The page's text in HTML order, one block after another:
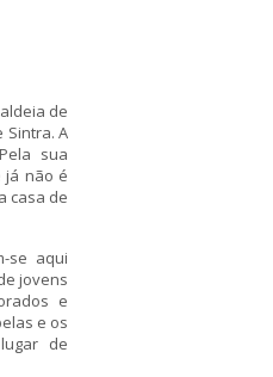
de
Sintra. A
sua
já não é
casa de
se aqui
jovens
e
e os
de